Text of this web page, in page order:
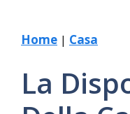
Home | Casa
La